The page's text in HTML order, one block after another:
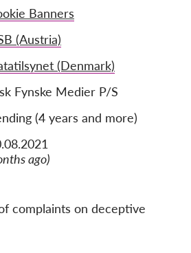
À propos de nous
Équipe
Rapports annuels
FAQs
Offres d‘emploi
Recours collectif
Médias
Banners
(Austria)
(Denmark)
Fynske Medier P/S
(4 years and more)
ago)
complaints on deceptive